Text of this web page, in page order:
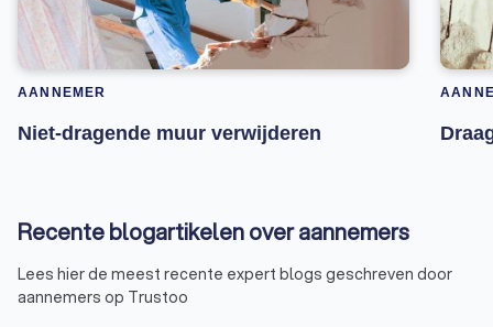
AANNEMER
Niet-dragende muur verwijderen
Recente blogartikelen over aannemers
Lees hier de meest recente expert blogs geschreven door
aannemers op Trustoo